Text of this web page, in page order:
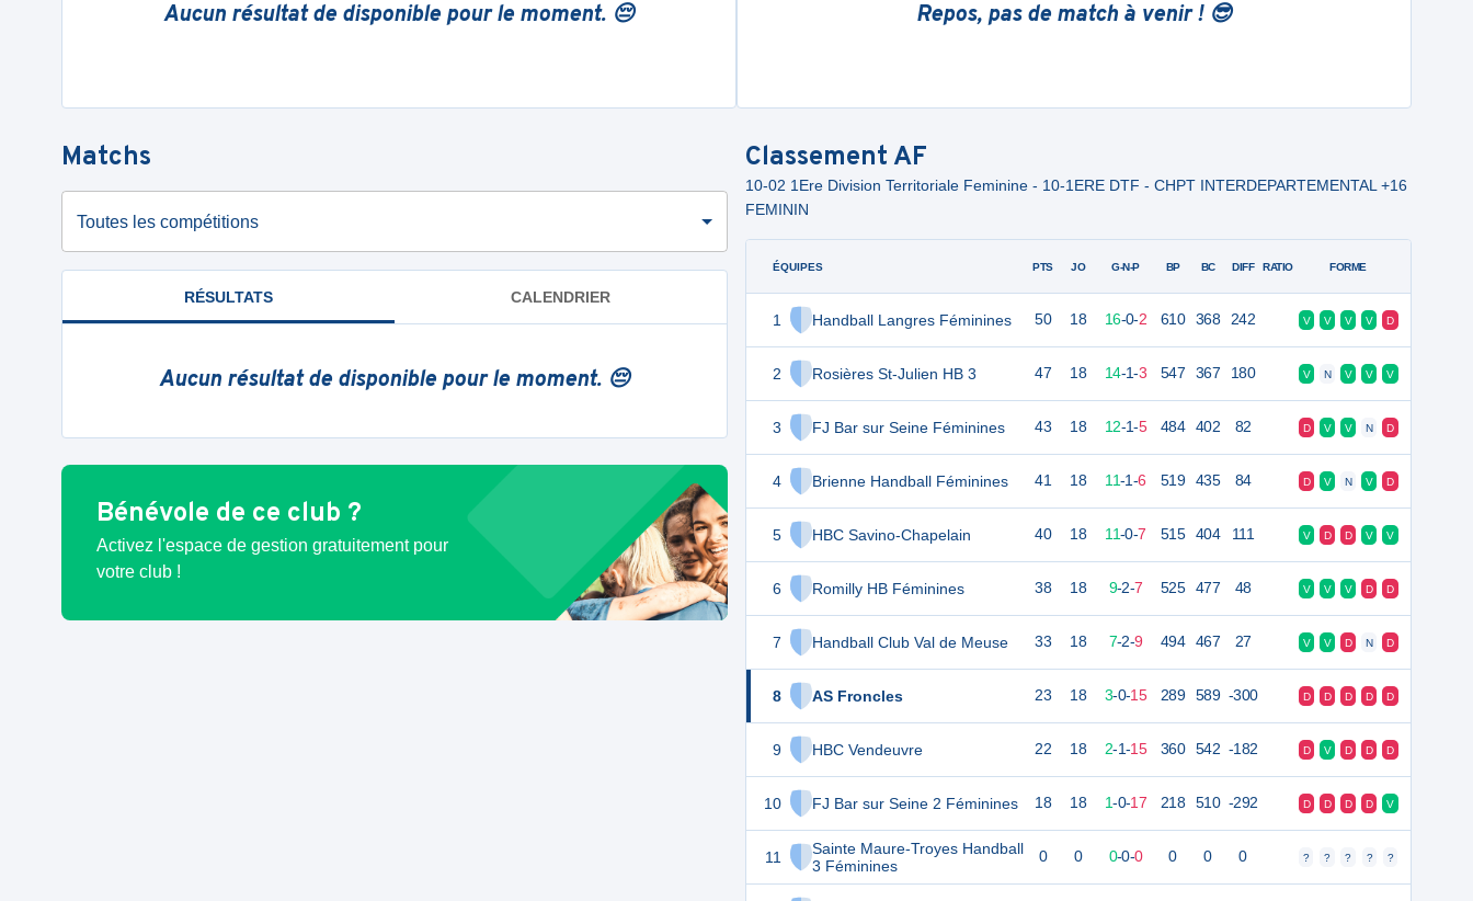
Aucun résultat de disponible pour le moment. 😔 Repos, pas de match à venir ! 😎
Matchs
Toutes les compétitions
RÉSULTATS CALENDRIER
Aucun résultat de disponible pour le moment. 😔
Bénévole de ce club ?
Activez l'espace de gestion gratuitement pour
votre club !
Classement AF
10-02 1Ere Division Territoriale Feminine - 10-1ERE DTF - CHPT INTERDEPARTEMENTAL +16
FEMININ
ÉQUIPES
1 Handball Langres Féminines
2 Rosières St-Julien HB 3
3 FJ Bar sur Seine Féminines
4 Brienne Handball Féminines
5 HBC Savino-Chapelain
6 Romilly HB Féminines
7 Handball Club Val de Meuse
8 AS Froncles
9 HBC Vendeuvre
10 FJ Bar sur Seine 2 Féminines
11
Sainte Maure-Troyes Handball
3 Féminines
PTS JO G-N-P BP BC DIFF RATIO FORME
50 18 16-0-2 610 368 242 V V V V D
47 18 14-1-3 547 367 180 V N V V V
43 18 12-1-5 484 402 82 D V V N D
41 18 11-1-6 519 435 84 D V N V D
40 18 11-0-7 515 404 111 V D D V V
38 18 9-2-7 525 477 48 V V V D D
33 18 7-2-9 494 467 27 V V D N D
23 18 3-0-15 289 589 -300 D D D D D
22 18 2-1-15 360 542 -182 D V D D D
18 18 1-0-17 218 510 -292 D D D D V
0 0 0-0-0 0 0 0 ? ? ? ? ?